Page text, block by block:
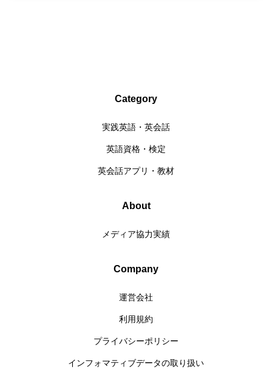
Category
実践英語・英会話
英語資格・検定
英会話アプリ・教材
About
メディア協力実績
Company
運営会社
利用規約
プライバシーポリシー
インフォマティブデータの取り扱い